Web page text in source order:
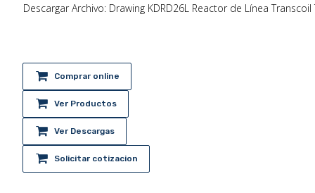
Descargar Archivo: Drawing KDRD26L Reactor de Línea Transcoil
Comprar online
Ver Productos
Ver Descargas
Solicitar cotizacion